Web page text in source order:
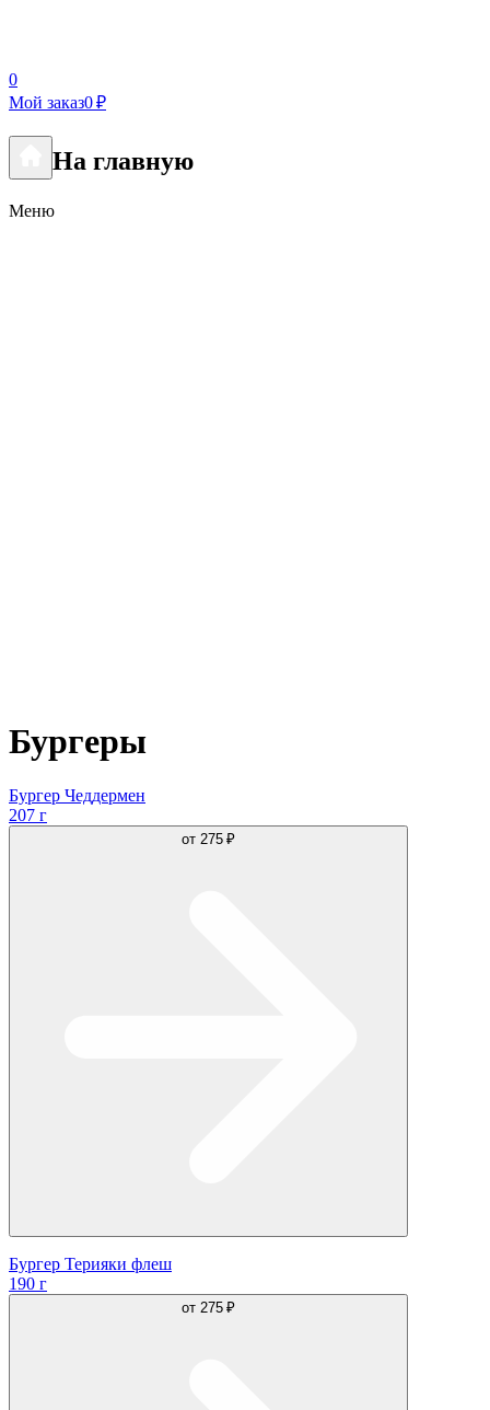
0
Мой заказ0 ₽
На главную
Меню
Бургеры
Бургер Чеддермен
207 г
от 275 ₽
Бургер Терияки флеш
190 г
от 275 ₽